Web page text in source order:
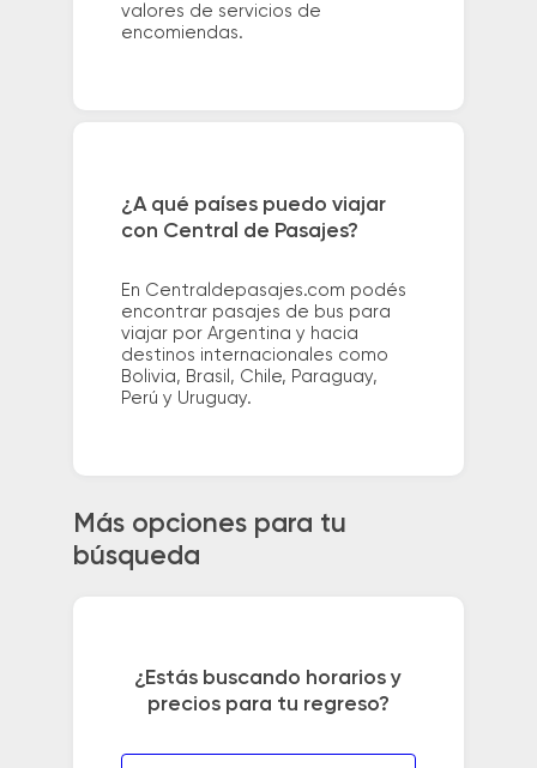
valores de servicios de
encomiendas.
¿A qué países puedo viajar
con Central de Pasajes?
En Centraldepasajes.com podés
encontrar pasajes de bus para
viajar por Argentina y hacia
destinos internacionales como
Bolivia, Brasil, Chile, Paraguay,
Perú y Uruguay.
Más opciones para tu
búsqueda
¿Estás buscando horarios y
precios para tu regreso?